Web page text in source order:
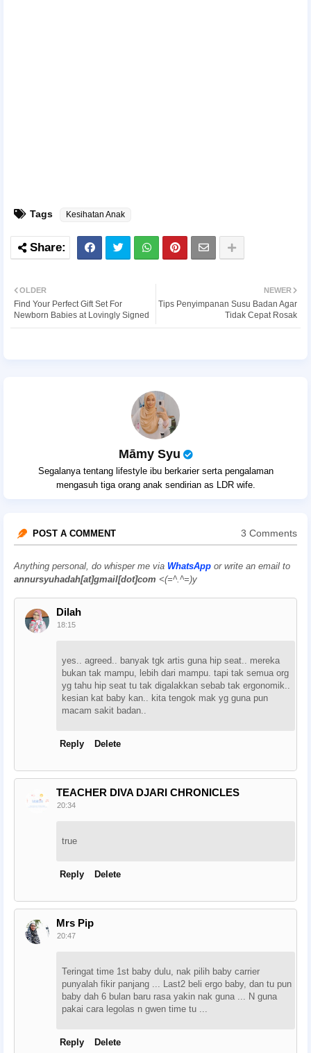
Tags Kesihatan Anak
NEWER
Tips Penyimpanan Susu Badan Agar
Tidak Cepat Rosak
OLDER
Find Your Perfect Gift Set For
Newborn Babies at Lovingly Signed
Māmy Syu
Segalanya tentang lifestyle ibu berkarier serta pengalaman
mengasuh tiga orang anak sendirian as LDR wife.
POST A COMMENT 3 Comments
Anything personal, do whisper me via WhatsApp or write an email to
annursyuhadah[at]gmail[dot]com <(=^.^=)y
Dilah
18:15
yes.. agreed.. banyak tgk artis guna hip seat.. mereka
bukan tak mampu, lebih dari mampu. tapi tak semua org
yg tahu hip seat tu tak digalakkan sebab tak ergonomik..
kesian kat baby kan.. kita tengok mak yg guna pun
macam sakit badan..
Reply Delete
TEACHER DIVA DJARI CHRONICLES
20:34
true
Reply Delete
Mrs Pip
20:47
Teringat time 1st baby dulu, nak pilih baby carrier
punyalah fikir panjang ... Last2 beli ergo baby, dan tu pun
baby dah 6 bulan baru rasa yakin nak guna ... N guna
pakai cara legolas n gwen time tu ...
Reply Delete